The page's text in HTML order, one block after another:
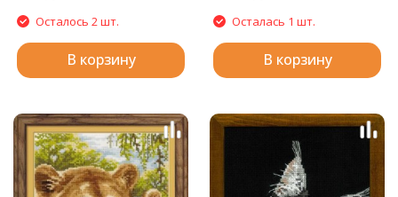
Осталось 2 шт.
В корзину
Осталась 1 шт.
В корзину